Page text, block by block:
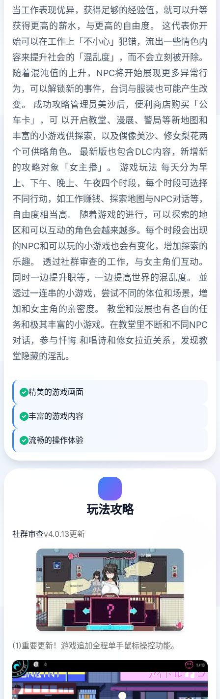
当工作表现优异，获得足够的经验值，就可以升等
获得更高的薪水，与更高的自由度。 这代表你开
始可以在工作上「不小心」犯错，流出一些情色内
容来提升社会的「混乱度」，而不会立刻被开除。
随着混沌值的上升，NPC将开始展现更多异常行
为，可以解锁新的事件，台词与服装也可能产生改
变。 成功攻略管理员美沙后，便利商店购买「公
车卡」，可 以开启教堂、漫展、警局等新地图和
丰富的小游戏供探索，以及偶像美沙、修女梨花两
个可供略角色。 最新版也包含DLC内容，新增新
的攻略对象「女主播」。 游戏玩法 每天分为早
上、下午、晚上、午夜四个时段，每个时段可选择
不同行动，如工作赚钱、探索地图与NPC对话等，
自由度相当高。 随着游戏的进行，可以探索的地
区和可以互动的角色会越来越多。每个时段会出现
的NPC和可以玩的小游戏也会有变化，增加探索的
乐趣。 透过社群审查的工作，与女主角们互动。
同时一边提升职等，一边提高世界的混乱度。 並
透过一连串的小游戏，尝试不同的体位和场景，增
加和女主角的亲密度。 教堂和漫展也有各自的任
务和极其丰富的小游戏。在教堂里不断和不同NPC
对话，参与忏悔 和唱诗和修女拉近关系，发现教
堂隐藏的淫乱。
精美的游戏画面
丰富的游戏内容
流畅的操作体验
玩法攻略
社群审查v4.0.13更新
(1)重要更新！游戏追加全程单手鼠标操控功能。